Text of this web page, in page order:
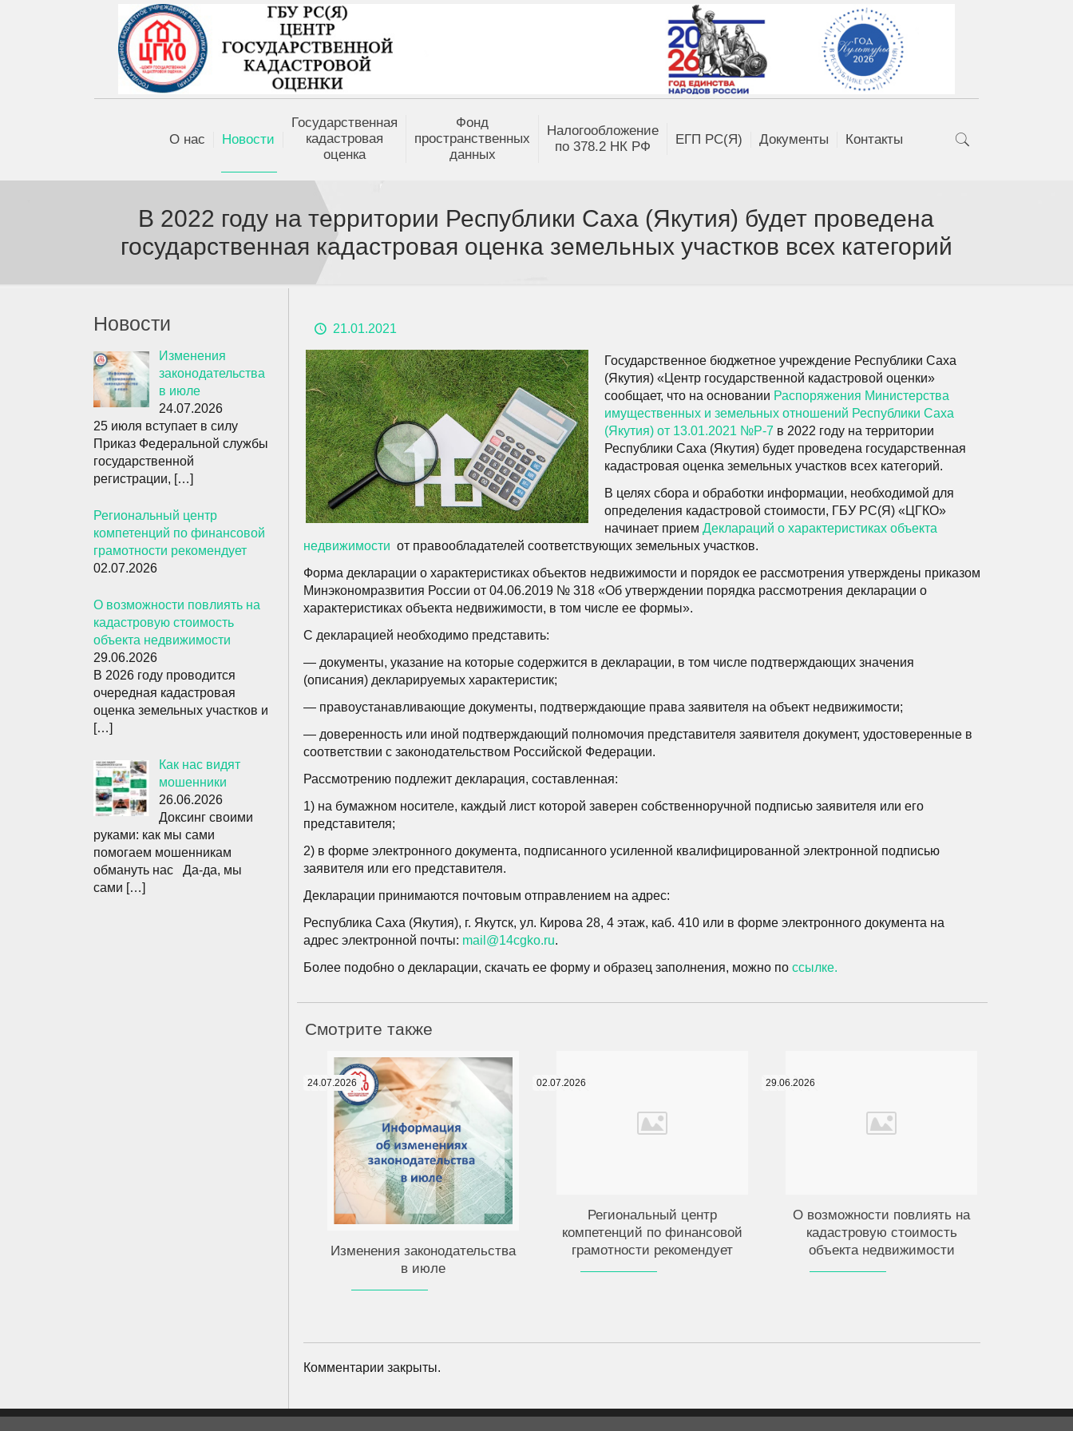
О нас Новости
Государственная
кадастровая
оценка
Фонд
пространственных
данных
Налогообложение
по 378.2 НК РФ
ЕГП РС(Я) Документы Контакты
В 2022 году на территории Республики Саха (Якутия) будет проведена
государственная кадастровая оценка земельных участков всех категорий
21.01.2021
Государственное бюджетное учреждение Республики Саха
(Якутия) «Центр государственной кадастровой оценки»
сообщает, что на основании Распоряжения Министерства
имущественных и земельных отношений Республики Саха
(Якутия) от 13.01.2021 №Р-7 в 2022 году на территории
Республики Саха (Якутия) будет проведена государственная
кадастровая оценка земельных участков всех категорий.
В целях сбора и обработки информации, необходимой для
определения кадастровой стоимости, ГБУ РС(Я) «ЦГКО»
начинает прием Деклараций о характеристиках объекта
недвижимости от правообладателей соответствующих земельных участков.
Форма декларации о характеристиках объектов недвижимости и порядок ее рассмотрения утверждены приказом
Минэкономразвития России от 04.06.2019 № 318 «Об утверждении порядка рассмотрения декларации о
характеристиках объекта недвижимости, в том числе ее формы».
С декларацией необходимо представить:
— документы, указание на которые содержится в декларации, в том числе подтверждающих значения
(описания) декларируемых характеристик;
— правоустанавливающие документы, подтверждающие права заявителя на объект недвижимости;
— доверенность или иной подтверждающий полномочия представителя заявителя документ, удостоверенные в
соответствии с законодательством Российской Федерации.
Рассмотрению подлежит декларация, составленная:
1) на бумажном носителе, каждый лист которой заверен собственноручной подписью заявителя или его
представителя;
2) в форме электронного документа, подписанного усиленной квалифицированной электронной подписью
заявителя или его представителя.
Декларации принимаются почтовым отправлением на адрес:
Республика Саха (Якутия), г. Якутск, ул. Кирова 28, 4 этаж, каб. 410 или в форме электронного документа на
адрес электронной почты: mail@14cgko.ru.
Более подобно о декларации, скачать ее форму и образец заполнения, можно поссылке.
Смотрите также
24.07.2026
Изменения законодательства
в июле
02.07.2026
Региональный центр
компетенций по финансовой
грамотности рекомендует
29.06.2026
О возможности повлиять на
кадастровую стоимость
объекта недвижимости
Комментарии закрыты.
Новости
Изменения
законодательства
в июле
24.07.2026
25 июля вступает в силу
Приказ Федеральной службы
государственной
регистрации, […]
Региональный центр
компетенций по финансовой
грамотности рекомендует
02.07.2026
О возможности повлиять на
кадастровую стоимость
объекта недвижимости
29.06.2026
В 2026 году проводится
очередная кадастровая
оценка земельных участков и
[…]
Как нас видят
мошенники
26.06.2026
Доксинг своими
руками: как мы сами
помогаем мошенникам
обмануть нас Да-да, мы
сами […]